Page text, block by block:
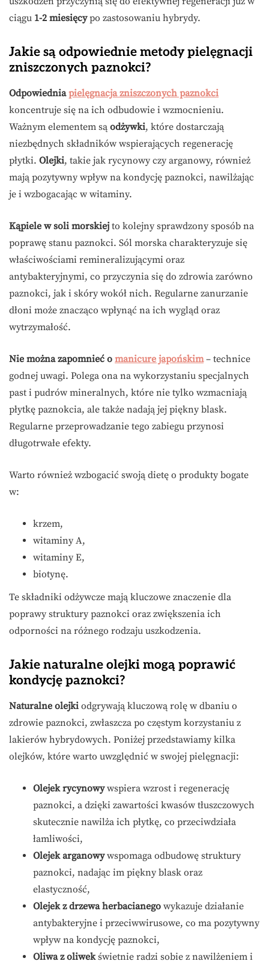
ciągu 1-2 miesięcypo zastosowaniu hybrydy.
Jakie są odpowiednie metody pielęgnacji
zniszczonych paznokci?
Odpowiedniapielęgnacja zniszczonych paznokci
koncentruje się na ich odbudowie i wzmocnieniu.
Ważnym elementem są odżywki, które dostarczają
niezbędnych składników wspierających regenerację
płytki. Olejki, takie jak rycynowy czy arganowy, również
mają pozytywny wpływ na kondycję paznokci, nawilżając
je i wzbogacając w witaminy.
Kąpiele w soli morskiej to kolejny sprawdzony sposób na
poprawę stanu paznokci. Sól morska charakteryzuje się
właściwościami remineralizującymi oraz
antybakteryjnymi, co przyczynia się do zdrowia zarówno
paznokci, jak i skóry wokół nich. Regularne zanurzanie
dłoni może znacząco wpłynąć na ich wygląd oraz
wytrzymałość.
Nie można zapomnieć o manicure japońskim– technice
godnej uwagi. Polega ona na wykorzystaniu specjalnych
past i pudrów mineralnych, które nie tylko wzmacniają
płytkę paznokcia, ale także nadają jej piękny blask.
Regularne przeprowadzanie tego zabiegu przynosi
długotrwałe efekty.
Warto również wzbogacić swoją dietę o produkty bogate
w:
krzem,
witaminy A,
witaminy E,
biotynę.
Te składniki odżywcze mają kluczowe znaczenie dla
poprawy struktury paznokci oraz zwiększenia ich
odporności na różnego rodzaju uszkodzenia.
Jakie naturalne olejki mogą poprawić
kondycję paznokci?
Naturalne olejki odgrywają kluczową rolę w dbaniu o
zdrowie paznokci, zwłaszcza po częstym korzystaniu z
lakierów hybrydowych. Poniżej przedstawiamy kilka
olejków, które warto uwzględnić w swojej pielęgnacji:
Olejek rycynowywspiera wzrost i regenerację
paznokci, a dzięki zawartości kwasów tłuszczowych
skutecznie nawilża ich płytkę, co przeciwdziała
łamliwości,
Olejek arganowywspomaga odbudowę struktury
paznokci, nadając im piękny blask oraz
elastyczność,
Olejek z drzewa herbacianego wykazuje działanie
antybakteryjne i przeciwwirusowe, co ma pozytywny
wpływ na kondycję paznokci,
Oliwa z oliwekświetnie radzi sobie z nawilżeniem i